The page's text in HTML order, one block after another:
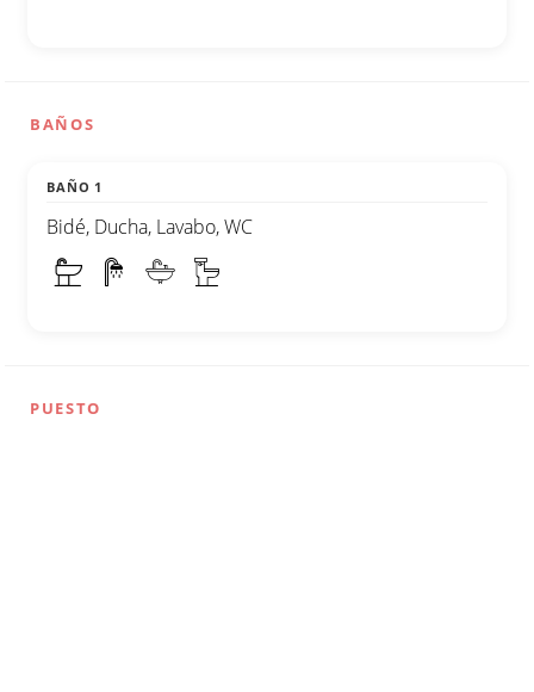
BAÑOS
BAÑO 1
Bidé, Ducha, Lavabo, WC
PUESTO